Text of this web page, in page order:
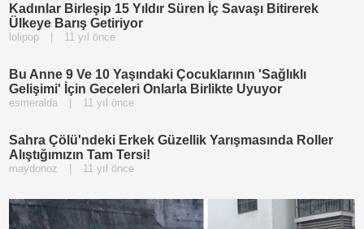
Kadınlar Birleşip 15 Yıldır Süren İç Savaşı Bitirerek
Ülkeye Barış Getiriyor
lolipop 11 yıl önce
Bu Anne 9 Ve 10 Yaşındaki Çocuklarının 'Sağlıklı
Gelişimi' İçin Geceleri Onlarla Birlikte Uyuyor
esmeralda 11 yıl önce
Sahra Çölü'ndeki Erkek Güzellik Yarışmasında Roller
Alıştığımızın Tam Tersi!
maydonoz 11 yıl önce